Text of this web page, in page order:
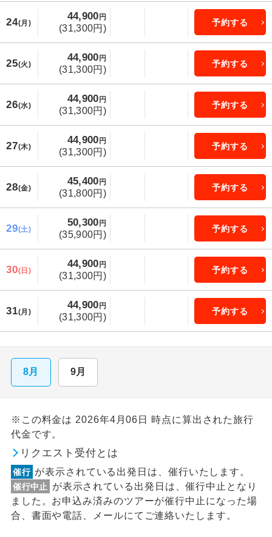
24(月)
44,900 円
(31,300円)
予約する
25(火)
44,900 円
(31,300円)
予約する
26(水)
44,900 円
(31,300円)
予約する
27(木)
44,900 円
(31,300円)
予約する
28(金)
45,400 円
(31,800円)
予約する
29(土)
50,300 円
(35,900円)
予約する
30(日)
44,900 円
(31,300円)
予約する
31(月)
44,900 円
(31,300円)
予約する
8月 9月
※この料金は 2026年4月06日 時点に算出された旅行
代金です。
リクエスト受付とは
催行 が表示されている出発日は、催行いたします。
催行中止
が表示されている出発日は、催行中止となり
ました。お申込み済みのツアーが催行中止になった場
合、書面や電話、メールにてご連絡いたします。